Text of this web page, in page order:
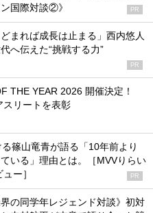
国際対談②》
PR
まれば成長は止まる」西内悠人
へ伝えた“挑戦する力”
PR
THE YEAR 2026 開催決定！
スリートを表彰
篠山竜青が語る「10年前より
いる」理由とは。［MVVりらい
ー］
PR
界の同学年レジェンド対談》初対